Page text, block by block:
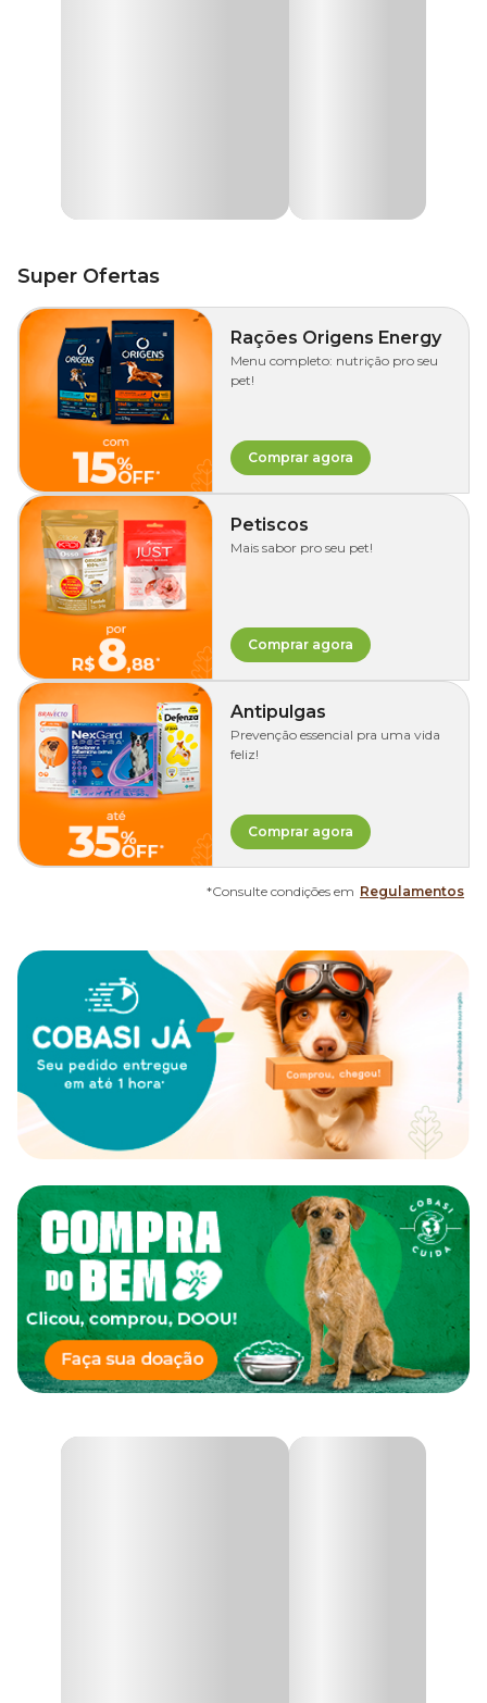
Super Ofertas
Rações Origens Energy
Menu completo: nutrição pro seu
pet!
Comprar agora
Petiscos
Mais sabor pro seu pet!
Comprar agora
Antipulgas
Prevenção essencial pra uma vida
feliz!
Comprar agora
*Consulte condições em Regulamentos